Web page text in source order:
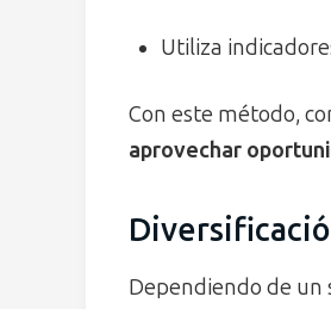
Utiliza
Con este método,
aprovechar
Dependiendo de un